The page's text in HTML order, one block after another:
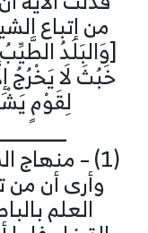
من إتباع
[وَالبَلَدُ
خَبُثَ لَا يَخْرُجُ
لِقَوْمٍ
(1) – منهاج السنة النبوية:( ج4/ ص543).
وأرى أن من
العلم